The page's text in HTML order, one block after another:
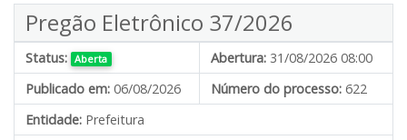
Pregão Eletrônico 37/2026
Status: Aberta Abertura: 31/08/2026 08:00
Publicado em: 06/08/2026 Número do processo: 622
Entidade: Prefeitura